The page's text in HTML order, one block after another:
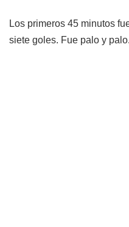
Los primeros 45 minutos
siete goles. Fue palo y palo.